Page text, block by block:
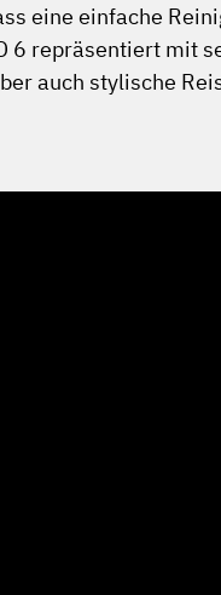
eine einfache
6 repräsentiert mit
auch stylische